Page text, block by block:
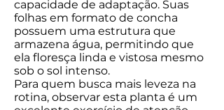
capacidade de adaptação. Suas
folhas em formato de concha
possuem uma estrutura que
armazena água, permitindo que
ela floresça linda e vistosa mesmo
sob o sol intenso.
Para quem busca mais leveza na
rotina, observar esta planta é um